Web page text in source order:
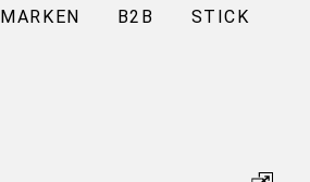
MARKEN B2B
STICK